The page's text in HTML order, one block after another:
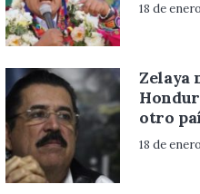
18 de
Zelaya
otro
18 de